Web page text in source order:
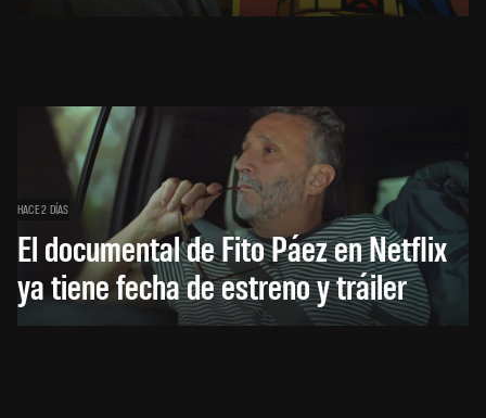
HACE 2 DÍAS
El documental de Fito Páez en Netflix
ya tiene fecha de estreno y tráiler